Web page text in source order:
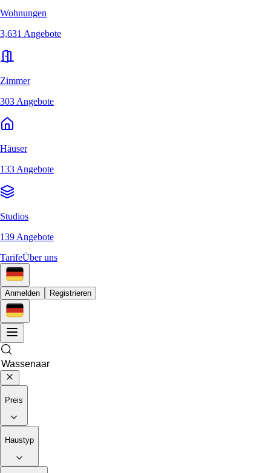
Wohnungen
3,631 Angebote
Zimmer
303 Angebote
Häuser
133 Angebote
Studios
139 Angebote
TarifeÜber uns
Anmelden Registrieren
Preis
Haustyp